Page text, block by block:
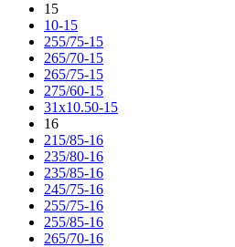
15
10-15
255/75-15
265/70-15
265/75-15
275/60-15
31x10.50-15
16
215/85-16
235/80-16
235/85-16
245/75-16
255/75-16
255/85-16
265/70-16